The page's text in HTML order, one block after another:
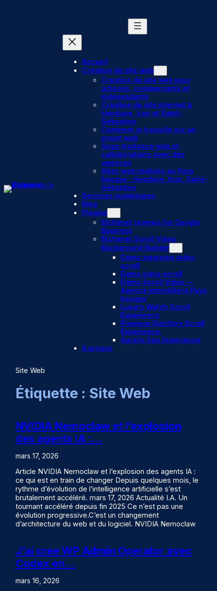
Accueil
Création de site web
Création de site web pour
artisans, commerçants et
indépendants
Création de site internet à
Hendaye, Irun et Saint-
Sébastien
Comment je travaille sur un
projet web
Sous-traitance web et
collaborations avec des
agences
Sites web réalisés au Pays
basque : Hendaye, Irun, Saint-
Sébastien
Services numériques
Blog
Plugins
Etchenet reviews for Google
Business
Etchenet Scroll Video
Background Builder
Démo magicien vidéo
scroll
Demo sidra-scroll
Démo Scroll Vidéo —
Agence immobilière Pays
basque
Luxury Watch Scroll
Experience
Premium Distillery Scroll
Experience.
Auralis Spa Experience
À propos
Site Web
Étiquette : Site Web
NVIDIA Nemoclaw et l’explosion
des agents IA :…
mars 17, 2026
Article NVIDIA Nemoclaw et l’explosion des agents IA :
ce qui est en train de changer Depuis quelques mois, le
rythme d’évolution de l’intelligence artificielle s’est
brutalement accéléré. mars 17, 2026 Actualité I.A. Un
tournant accéléré depuis fin 2025 Ce n’est pas une
évolution progressive.C’est un changement
d’architecture du web et du logiciel. NVIDIA Nemoclaw
J’ai cree WP Admin Operator avec
Codex en…
mars 16, 2026